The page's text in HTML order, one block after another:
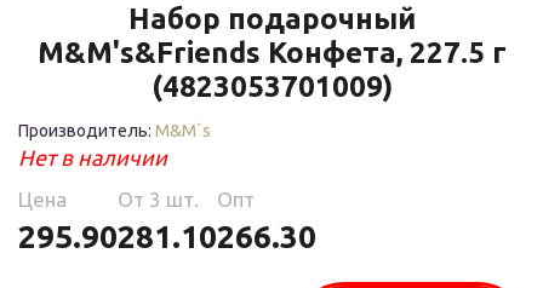
Набор подарочный
M&M's&Friends Конфета, 227.5 г
(4823053701009)
Производитель: M&M`s
Нет в наличии
Цена
295.90
Oт 3 шт.
281.10
Опт
266.30